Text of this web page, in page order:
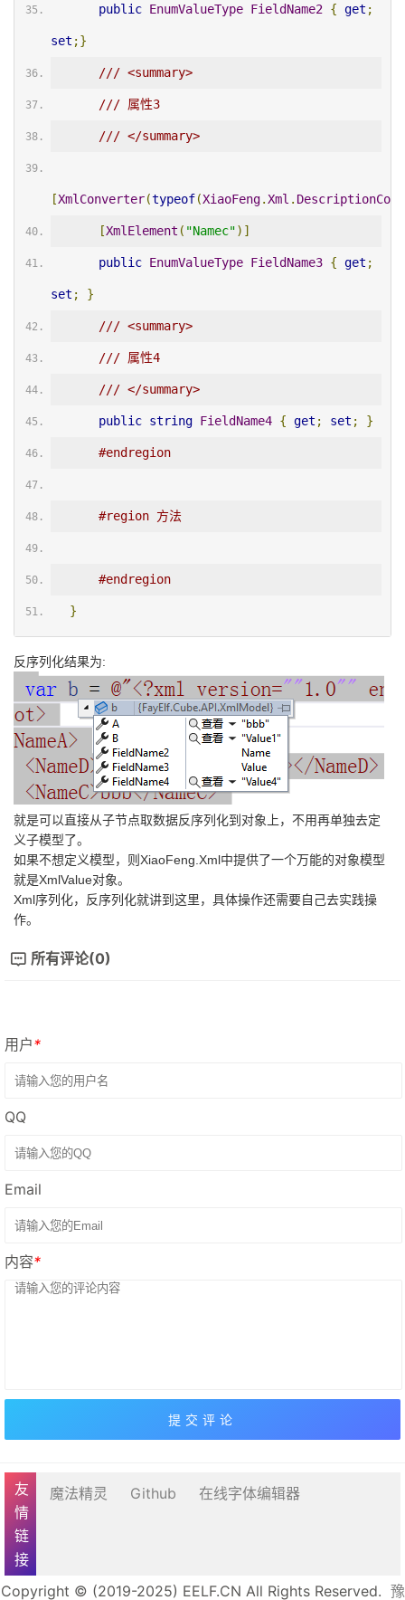
public EnumValueType FieldName2 { get ;
set ;}
/// <summary>
/// 属性3
/// </summary>
[XmlConverter(typeof(XiaoFeng.Xml .
[XmlElement ( "Namec")]
public EnumValueType FieldName3 { get ;
set ; }
/// <summary>
/// 属性4
/// </summary>
public string FieldName4 { get ; set ; }
#endregion
#region 方法
#endregion
}
反序列化结果为:
就是可以直接从子节点取数据反序列化到对象上，不用再单独去定
义子模型了。
如果不想定义模型，则XiaoFeng.Xml中提供了一个万能的对象模型
就是XmlValue对象。
Xml序列化，反序列化就讲到这里，具体操作还需要自己去实践操
作。
所有评论(0)
用户*
QQ
Email
内容*
友情链接 魔法精灵 Github 在线字体编辑器
Copyright © (2019-2025) EELF.CN All Rights Reserved. 豫